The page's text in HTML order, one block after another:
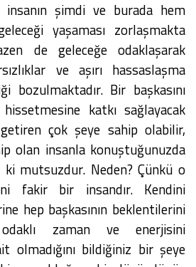
insanın şimdi ve burada hem
yaşaması zorlaşmakta
de geleceğe odaklaşarak
ve aşırı hassaslaşma
bozulmaktadır. Bir başkasını
katkı sağlayacak
çok şeye sahip olabilir,
olan insanla konuştuğunuzda
mutsuzdur. Neden? Çünkü o
fakir bir insandır. Kendini
hep başkasının beklentilerini
odaklı zaman ve enerjisini
olmadığını bildiğiniz bir şeye